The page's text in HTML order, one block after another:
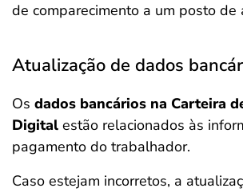
de comparecimento a um posto de
Atualização de dados
Os dados bancários na Carteira
Digital estão relacionados às
pagamento do trabalhador.
Caso estejam incorretos, a